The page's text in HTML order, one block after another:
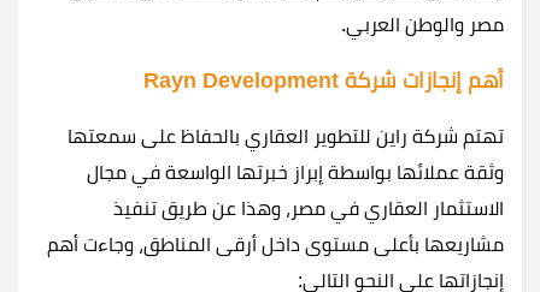
مصر والوطن العربي.
أهم إنجازات شركة Rayn Development
تهتم شركة راين للتطوير العقاري بالحفاظ على سمعتها
وثقة عملائها بواسطة إبراز خبرتها الواسعة في مجال
الاستثمار العقاري في مصر، وهذا عن طريق تنفيذ
مشاريعها بأعلى مستوى داخل أرقى المناطق، وجاءت أهم
إنجازاتها على النحو التالي: